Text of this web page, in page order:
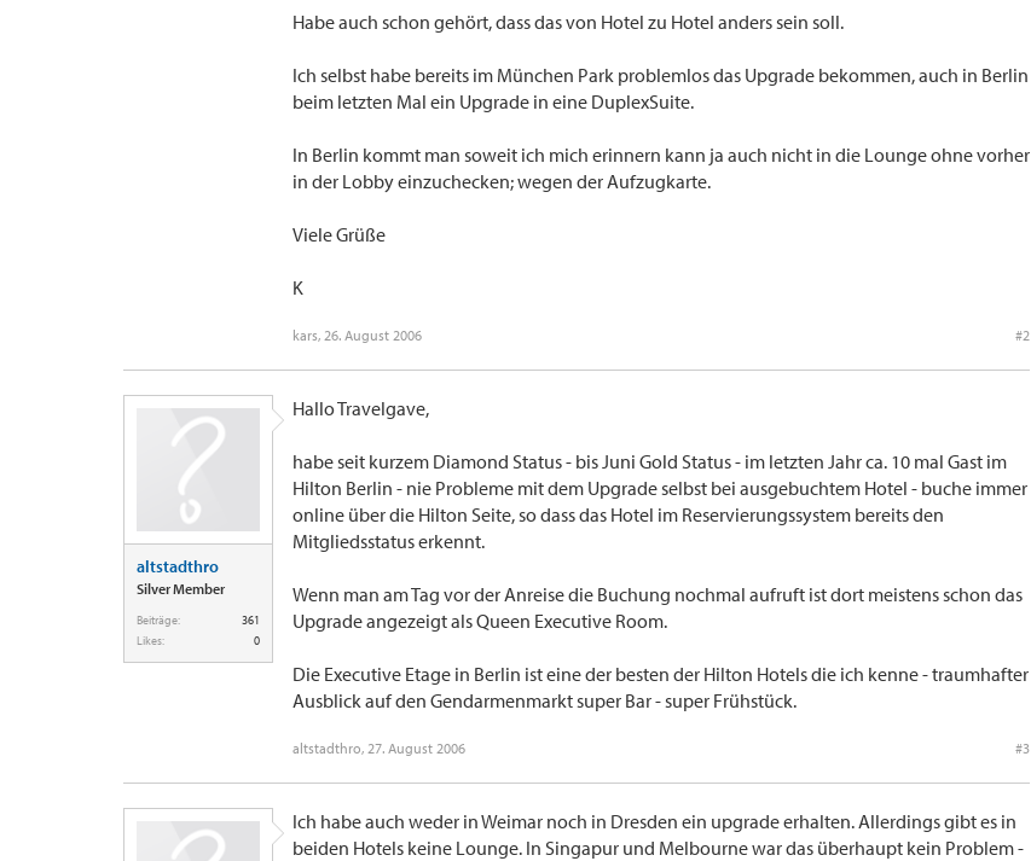
Habe auch schon gehört, dass das von Hotel zu Hotel anders sein soll.
Ich selbst habe bereits im München Park problemlos das Upgrade bekommen, auch in Berlin
beim letzten Mal ein Upgrade in eine DuplexSuite.
In Berlin kommt man soweit ich mich erinnern kann ja auch nicht in die Lounge ohne vorher
in der Lobby einzuchecken; wegen der Aufzugkarte.
Viele Grüße
K
kars, 26. August 2006 #2
altstadthro
Silver Member
Beiträge:
361
Likes:
0
Hallo Travelgave,
habe seit kurzem Diamond Status - bis Juni Gold Status - im letzten Jahr ca. 10 mal Gast im
Hilton Berlin - nie Probleme mit dem Upgrade selbst bei ausgebuchtem Hotel - buche immer
online über die Hilton Seite, so dass das Hotel im Reservierungssystem bereits den
Mitgliedsstatus erkennt.
Wenn man am Tag vor der Anreise die Buchung nochmal aufruft ist dort meistens schon das
Upgrade angezeigt als Queen Executive Room.
Die Executive Etage in Berlin ist eine der besten der Hilton Hotels die ich kenne - traumhafter
Ausblick auf den Gendarmenmarkt super Bar - super Frühstück.
altstadthro, 27. August 2006 #3
Ich habe auch weder in Weimar noch in Dresden ein upgrade erhalten. Allerdings gibt es in
beiden Hotels keine Lounge. In Singapur und Melbourne war das überhaupt kein Problem -